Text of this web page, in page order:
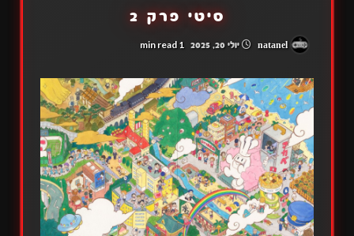
סיטי פרק 2
יולי 20, 2025 1 min read